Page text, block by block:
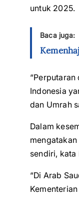
untuk 2025.
Baca juga:
Indonesia
dan Umrah
Dalam
sendiri, kata
“Di Arab